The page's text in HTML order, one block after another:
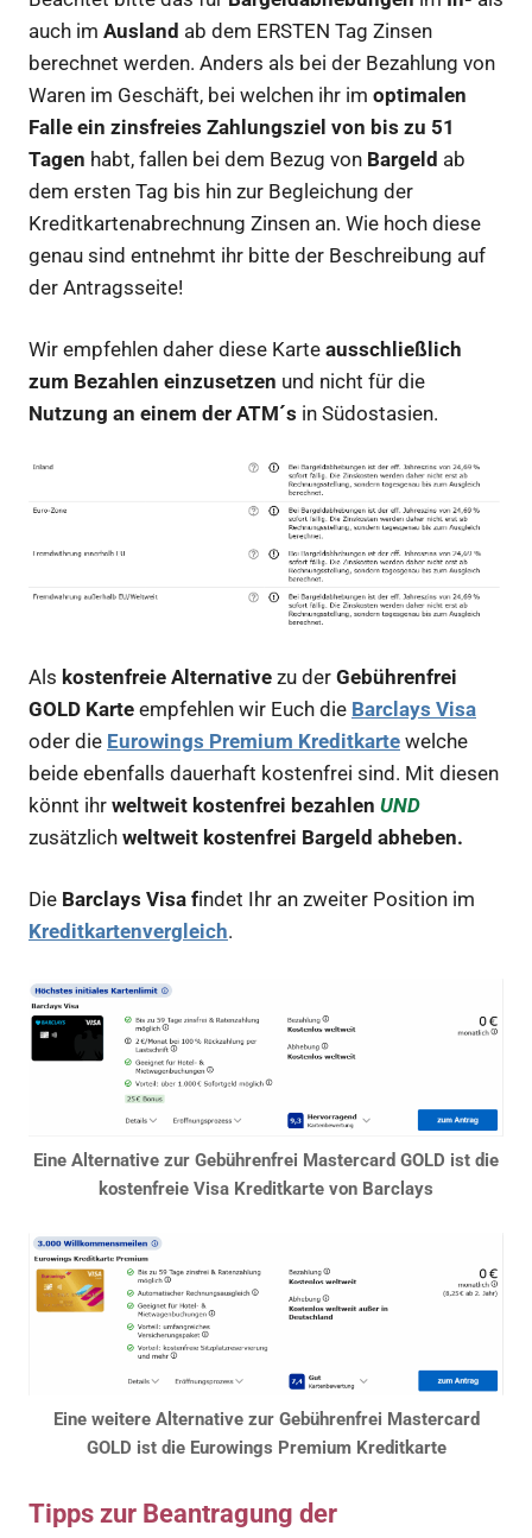
auch im Ausland ab dem ERSTEN Tag Zinsen
berechnet werden. Anders als bei der Bezahlung von
Waren im Geschäft, bei welchen ihr im optimalen
Falle ein zinsfreies Zahlungsziel von bis zu 51
Tagen habt, fallen bei dem Bezug von Bargeld ab
dem ersten Tag bis hin zur Begleichung der
Kreditkartenabrechnung Zinsen an. Wie hoch diese
genau sind entnehmt ihr bitte der Beschreibung auf
der Antragsseite!
Wir empfehlen daher diese Karte ausschließlich
zum Bezahlen einzusetzen und nicht für die
Nutzung an einem der ATM´s in Südostasien.
Als kostenfreie Alternative zu der Gebührenfrei
GOLD Karte empfehlen wir Euch die Barclays Visa
oder die Eurowings Premium Kreditkarte welche
beide ebenfalls dauerhaft kostenfrei sind. Mit diesen
könnt ihr weltweit kostenfrei bezahlen UND
zusätzlich weltweit kostenfrei Bargeld abheben.
Die Barclays Visa findet Ihr an zweiter Position im
Kreditkartenvergleich.
Eine Alternative zur Gebührenfrei Mastercard GOLD ist die
kostenfreie Visa Kreditkarte von Barclays
Eine weitere Alternative zur Gebührenfrei Mastercard
GOLD ist die Eurowings Premium Kreditkarte
Tipps zur Beantragung der